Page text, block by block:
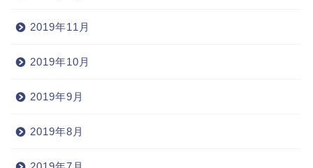
2019年11月
2019年10月
2019年9月
2019年8月